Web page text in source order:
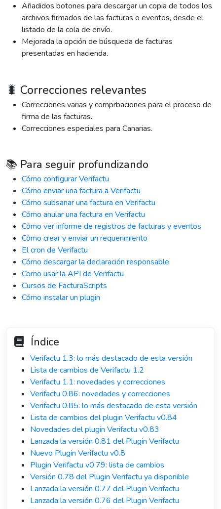
Añadidos botones para descargar un copia de todos los
archivos firmados de las facturas o eventos, desde el
listado de la cola de envío.
Mejorada la opción de búsqueda de facturas
presentadas en hacienda.
🐛 Correcciones relevantes
Correcciones varias y comprbaciones para el proceso de
firma de las facturas.
Correcciones especiales para Canarias.
📚 Para seguir profundizando
Cómo configurar Verifactu
Cómo enviar una factura a Verifactu
Cómo subsanar una factura en Verifactu
Cómo anular una factura en Verifactu
Cómo ver informe de registros de facturas y eventos
Cómo crear y enviar un requerimiento
El cron de Verifactu
Cómo descargar la declaración responsable
Como usar la API de Verifactu
Cursos de FacturaScripts
Cómo instalar un plugin
Índice
Verifactu 1.3: lo más destacado de esta versión
Lista de cambios de Verifactu 1.2
Verifactu 1.1: novedades y correcciones
Verifactu 0.86: novedades y correcciones
Verifactu 0.85: lo más destacado de esta versión
Lista de cambios del plugin Verifactu v0.84
Novedades del plugin Verifactu v0.83
Lanzada la versión 0.81 del Plugin Verifactu
Nuevo Plugin Verifactu v0.8
Plugin Verifactu v0.79: lista de cambios
Versión 0.78 del Plugin Verifactu ya disponible
Lanzada la versión 0.77 del Plugin Verifactu
Lanzada la versión 0.76 del Plugin Verifactu